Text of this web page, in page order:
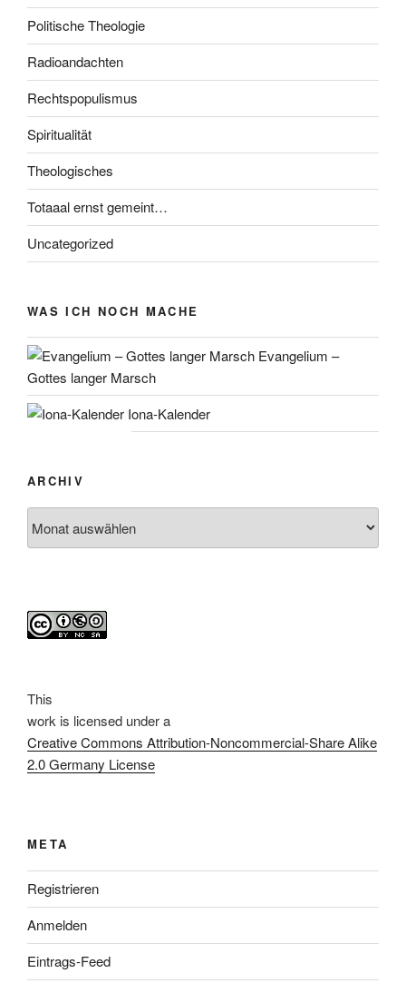
Politische Theologie
Radioandachten
Rechtspopulismus
Spiritualität
Theologisches
Totaaal ernst gemeint…
Uncategorized
WAS ICH NOCH MACHE
Evangelium –
Gottes langer Marsch
Iona-Kalender
ARCHIV
This
work is licensed under a
Creative Commons Attribution-Noncommercial-Share Alike
2.0 Germany License
META
Registrieren
Anmelden
Eintrags-Feed